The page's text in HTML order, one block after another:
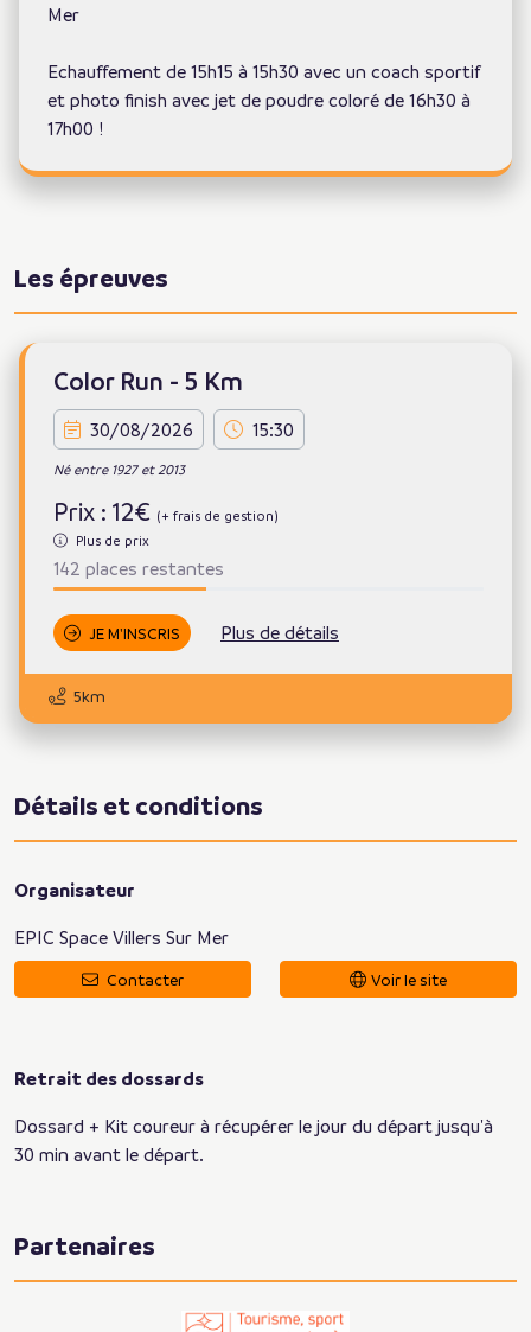
Mer
Echauffement de 15h15 à 15h30 avec un coach sportif
et photo finish avec jet de poudre coloré de 16h30 à
17h00 !
Les épreuves
Color Run - 5 Km
30/08/2026 15:30
Né entre 1927 et 2013
Prix : 12€ (+ frais de gestion)
Plus de prix
142 places restantes
JE M'INSCRIS Plus de détails
5km
Détails et conditions
Organisateur
EPIC Space Villers Sur Mer
Contacter Voir le site
Retrait des dossards
Dossard + Kit coureur à récupérer le jour du départ jusqu'à
30 min avant le départ.
Partenaires